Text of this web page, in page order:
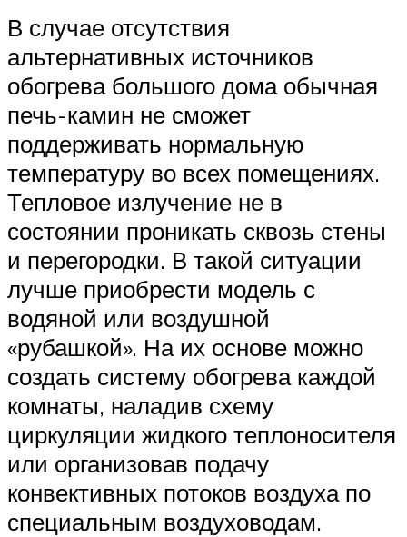
В случае отсутствия
альтернативных источников
обогрева большого дома обычная
печь-камин не сможет
поддерживать нормальную
температуру во всех помещениях.
Тепловое излучение не в
состоянии проникать сквозь стены
и перегородки. В такой ситуации
лучше приобрести модель с
водяной или воздушной
«рубашкой». На их основе можно
создать систему обогрева каждой
комнаты, наладив схему
циркуляции жидкого теплоносителя
или организовав подачу
конвективных потоков воздуха по
специальным воздуховодам.